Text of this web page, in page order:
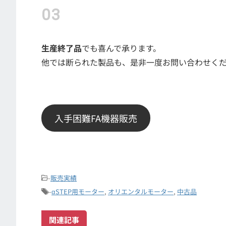
生産終了品でも喜んで承ります。
他では断られた製品も、是非一度お問い合わせく
入手困難FA機器販売
-販売実績
-αSTEP用モーター, オリエンタルモーター, 中古品
関連記事